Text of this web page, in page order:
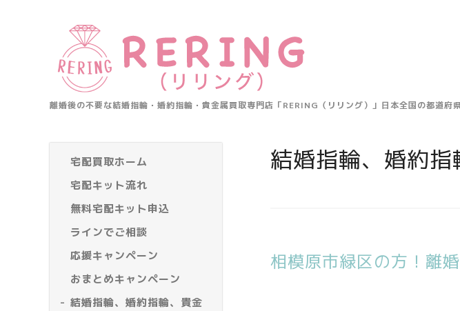
離婚後の不要な結婚指輪・婚約指輪・貴金属買取専門店「RERING（リリング）」日本全国の都道府
宅配買取ホーム
宅配キット流れ
無料宅配キット申込
ラインでご相談
応援キャンペーン
おまとめキャンペーン
結婚指輪、婚約指輪、貴金
結婚指輪、婚約
相模原市緑区の方！離